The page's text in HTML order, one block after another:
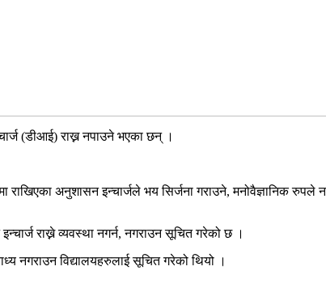
(डीआई) राख्न नपाउने भएका छन् ।
राखिएका अनुशासन इन्चार्जले भय सिर्जना गराउने, मनोवैज्ञानिक
इन्चार्ज राख्ने व्यवस्था नगर्न, नगराउन सूचित गरेको छ ।
नगराउन विद्यालयहरुलाई सूचित गरेको थियो ।